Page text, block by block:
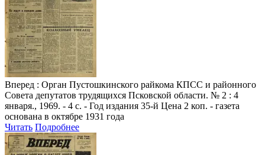
Вперед : Орган Пустошкинского райкома КПСС и районного
Совета депутатов трудящихся Псковской области. № 2 : 4
января., 1969. - 4 с. - Год издания 35-й Цена 2 коп. - газета
основана в октябре 1931 года
Читать Подробнее